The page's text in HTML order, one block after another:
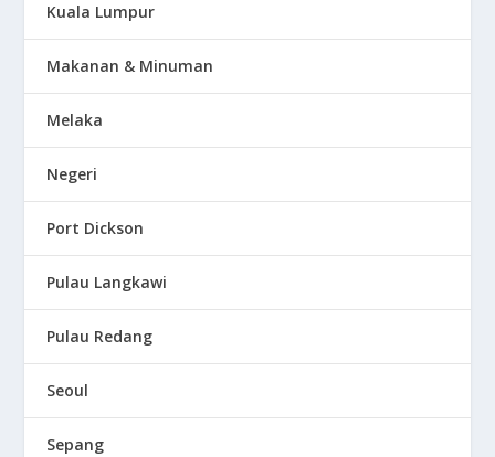
Kuala Lumpur
Makanan & Minuman
Melaka
Negeri
Port Dickson
Pulau Langkawi
Pulau Redang
Seoul
Sepang